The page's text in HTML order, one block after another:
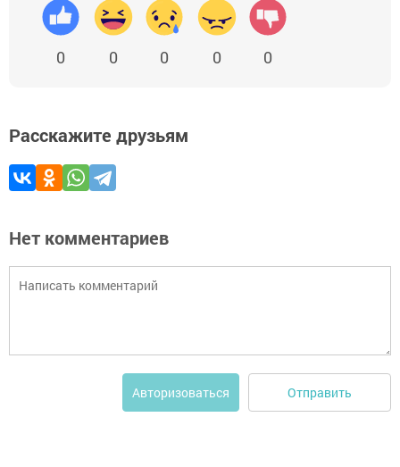
0 0 0 0 0
Расскажите друзьям
Нет комментариев
Авторизоваться Отправить